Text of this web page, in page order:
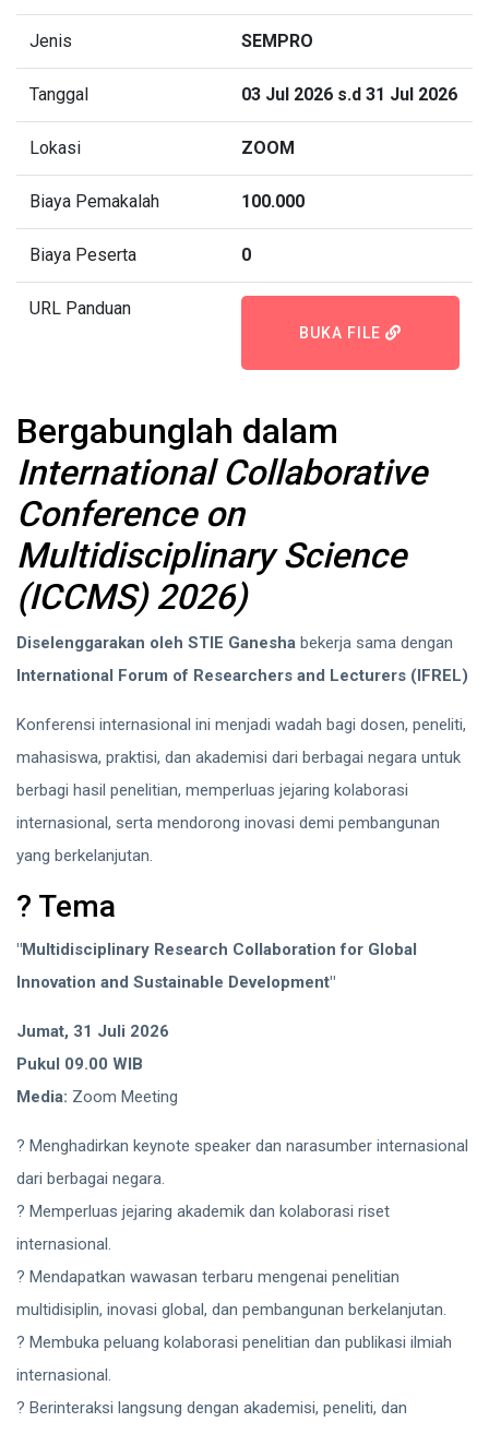
Jenis SEMPRO
Tanggal 03 Jul 2026 s.d 31 Jul 2026
Lokasi ZOOM
Biaya Pemakalah 100.000
Biaya Peserta 0
URL Panduan
BUKA FILE
Bergabunglah dalam
International Collaborative
Conference on
Multidisciplinary Science
(ICCMS) 2026)
Diselenggarakan oleh STIE Ganesha bekerja sama dengan
International Forum of Researchers and Lecturers (IFREL)
Konferensi internasional ini menjadi wadah bagi dosen, peneliti,
mahasiswa, praktisi, dan akademisi dari berbagai negara untuk
berbagi hasil penelitian, memperluas jejaring kolaborasi
internasional, serta mendorong inovasi demi pembangunan
yang berkelanjutan.
? Tema
"Multidisciplinary Research Collaboration for Global
Innovation and Sustainable Development"
Jumat, 31 Juli 2026
Pukul 09.00 WIB
Media: Zoom Meeting
? Menghadirkan keynote speaker dan narasumber internasional
dari berbagai negara.
? Memperluas jejaring akademik dan kolaborasi riset
internasional.
? Mendapatkan wawasan terbaru mengenai penelitian
multidisiplin, inovasi global, dan pembangunan berkelanjutan.
? Membuka peluang kolaborasi penelitian dan publikasi ilmiah
internasional.
? Berinteraksi langsung dengan akademisi, peneliti, dan